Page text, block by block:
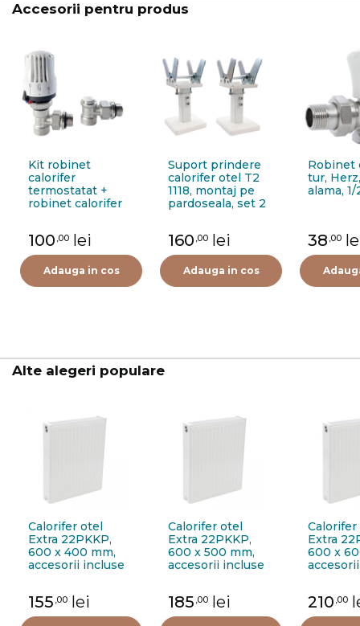
Accesorii pentru produs
Kit robinet
calorifer
termostatat +
robinet calorifer
FIG01213502I0011,
alama, 1/2"
100 ,00 lei
Adauga in cos
Suport prindere
calorifer otel T2
1118, montaj pe
pardoseala, set 2
160 ,00 lei
Adauga in cos
Robinet
tur,
alama, 1/
38 ,00
Alte alegeri populare
Calorifer otel
Extra 22PKKP,
600 x 400 mm,
accesorii incluse
155 ,00 lei
Calorifer otel
Extra 22PKKP,
600 x 500 mm,
accesorii incluse
185 ,00 lei
Extra
600 x
210 ,00